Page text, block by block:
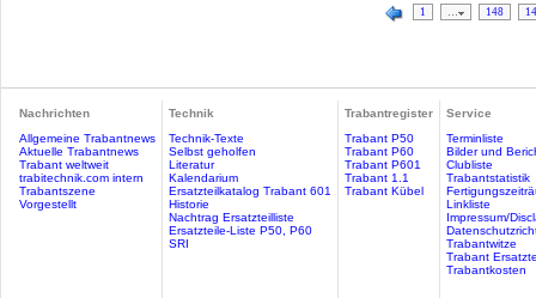
1 … 148
Nachrichten
Allgemeine Trabantnews
Aktuelle Trabantnews
Trabant weltweit
trabitechnik.com intern
Trabantszene
Vorgestellt
Technik
Technik-Texte
Selbst geholfen
Literatur
Kalendarium
Ersatzteilkatalog Trabant 601
Historie
Nachtrag Ersatzteilliste
Ersatzteile-Liste P50, P60
SRI
Trabantregister
Trabant P50
Trabant P60
Trabant P601
Trabant 1.1
Trabant Kübel
Service
Terminliste
Bilder und
Clubliste
Trabantstatistik
Linkliste
Impressum/
Trabantwitze
Trabant
Trabantkosten